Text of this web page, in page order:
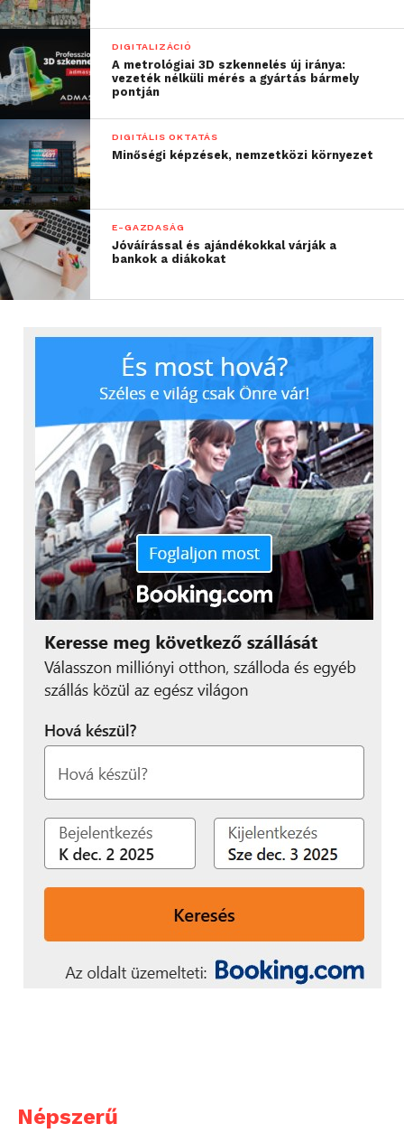
DIGITALIZÁCIÓ
A metrológiai 3D szkennelés új iránya:
vezeték nélküli mérés a gyártás bármely
pontján
DIGITÁLIS OKTATÁS
Minőségi képzések, nemzetközi környezet
E-GAZDASÁG
Jóváírással és ajándékokkal várják a
bankok a diákokat
Népszerű